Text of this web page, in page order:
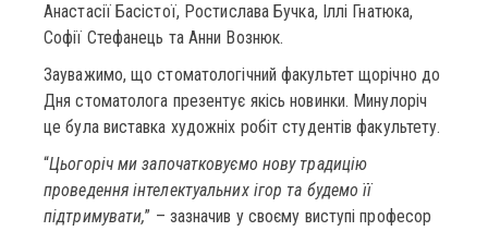
Анастасії Басістої, Ростислава Бучка, Іллі Гнатюка,
Софії Стефанець та Анни Вознюк.
Зауважимо, що стоматологічний факультет щорічно до
Дня стоматолога презентує якісь новинки. Минулоріч
це була виставка художніх робіт студентів факультету.
“Цьогоріч ми започатковуємо нову традицію
проведення інтелектуальних ігор та будемо її
підтримувати,” – зазначив у своєму виступі професор